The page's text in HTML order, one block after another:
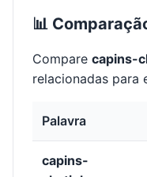
📊
Compare capins-
relacionadas para
Palavra
capins-